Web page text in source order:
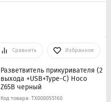
Сравнить Избранное
Разветвитель прикуривателя (2
выхода +USB+Type-C) Hoco
Z65B черный
Код товара: ТХ000055160